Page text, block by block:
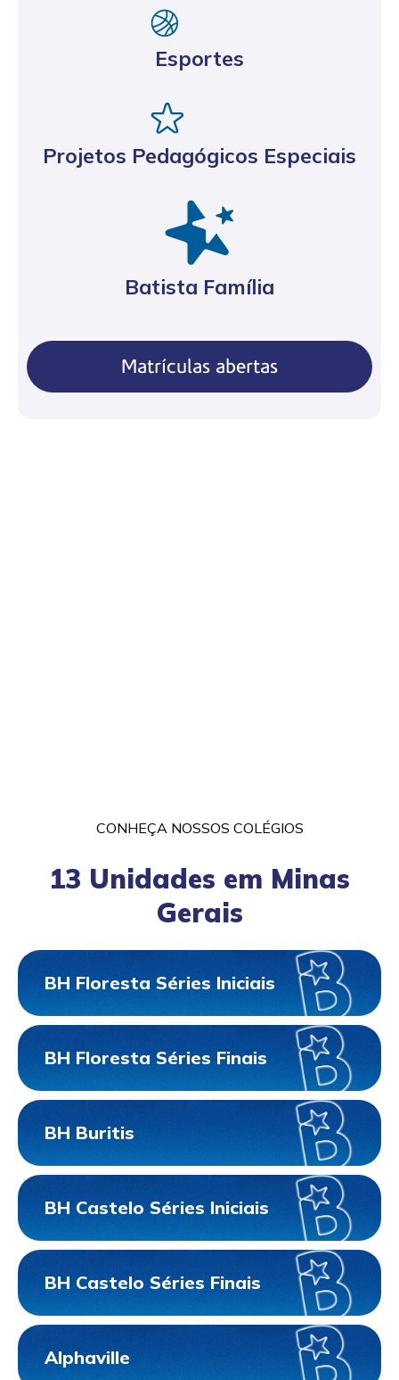
Esportes
Projetos Pedagógicos Especiais
Batista Família
Matrículas abertas
CONHEÇA NOSSOS COLÉGIOS
13 Unidades em Minas
Gerais
BH Floresta Séries Iniciais
BH Floresta Séries Finais
BH Buritis
BH Castelo Séries Iniciais
BH Castelo Séries Finais
Alphaville